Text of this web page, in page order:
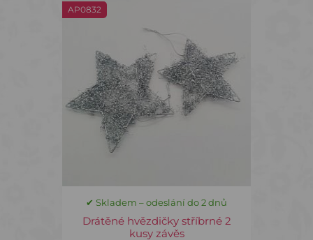
AP0832
✔ Skladem – odeslání do 2 dnů
Drátěné hvězdičky stříbrné 2
kusy závěs